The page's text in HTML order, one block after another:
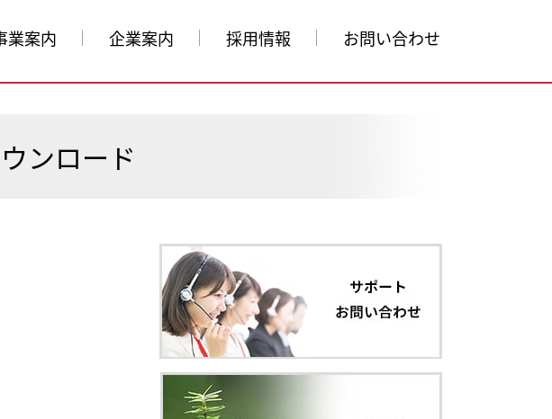
業案内 企業案内 採用情報 お問い合わせ
ンロード